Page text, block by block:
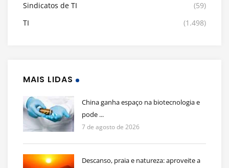
Sindicatos de TI
(59)
TI
(1.498)
MAIS LIDAS
China ganha espaço na biotecnologia e
pode ...
7 de agosto de 2026
Descanso, praia e natureza: aproveite a